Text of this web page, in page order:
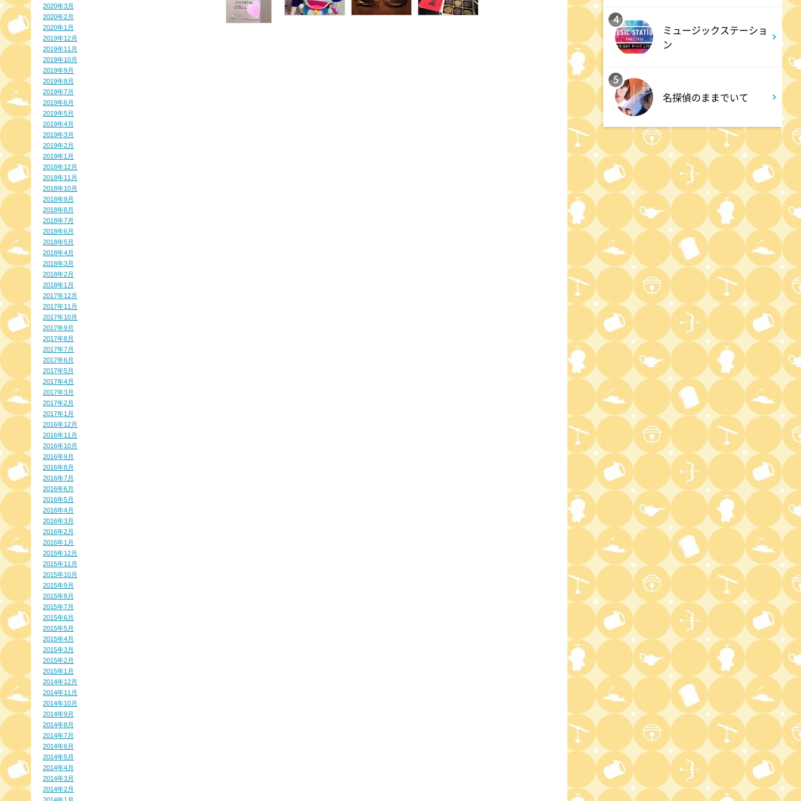
2020年3月
2020年2月
2020年1月
2019年12月
2019年11月
2019年10月
2019年9月
2019年8月
2019年7月
2019年6月
2019年5月
2019年4月
2019年3月
2019年2月
2019年1月
2018年12月
2018年11月
2018年10月
2018年9月
2018年8月
2018年7月
2018年6月
2018年5月
2018年4月
2018年3月
2018年2月
2018年1月
2017年12月
2017年11月
2017年10月
2017年9月
2017年8月
2017年7月
2017年6月
2017年5月
2017年4月
2017年3月
2017年2月
2017年1月
2016年12月
2016年11月
2016年10月
2016年9月
2016年8月
2016年7月
2016年6月
2016年5月
2016年4月
2016年3月
2016年2月
2016年1月
2015年12月
2015年11月
2015年10月
2015年9月
2015年8月
2015年7月
2015年6月
2015年5月
2015年4月
2015年3月
2015年2月
2015年1月
2014年12月
2014年11月
2014年10月
2014年9月
2014年8月
2014年7月
2014年6月
2014年5月
2014年4月
2014年3月
2014年2月
深夜 1:50
テレ朝サマフェスナビ
深夜 1:52
全力坂
深夜 1:57
FRUITS ZIPPERのNEW
KAWAIIってしてよ?
2:27
サクラミーツ 【強烈キャラ登
場】コロチキコント&オンリー
ワンミーツ完結編!!
深夜 2:52
EBiDAN熱中!朝までBUDDiiS
3:17
ドンデコルテ銀次と弱者たちの
鍋会 傑作選
深夜 3:37
バスケW杯まであと1年 あの
歓喜をもう一度
深夜 3:45
ショッピングなう
4
ミュージックステーショ
ン
5
名探偵のままでいて